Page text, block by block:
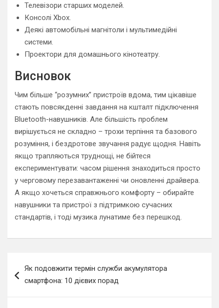
Телевізори старших моделей.
Консолі Xbox.
Деякі автомобільні магнітоли і мультимедійні
системи.
Проектори для домашнього кінотеатру.
Висновок
Чим більше “розумних” пристроїв вдома, тим цікавіше
стають повсякденні завдання на кшталт підключення
Bluetooth-навушників. Але більшість проблем
вирішується не складно – трохи терпіння та базового
розуміння, і бездротове звучання радує щодня. Навіть
якщо трапляються труднощі, не бійтеся
експериментувати: часом рішення знаходиться просто
у черговому перезавантаженні чи оновленні драйвера.
А якщо хочеться справжнього комфорту – обирайте
навушники та пристрої з підтримкою сучасних
стандартів, і тоді музика лунатиме без перешкод.
по
Як подовжити термін служби акумулятора
смартфона: 10 дієвих порад